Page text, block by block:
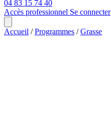
04 83 15 74 40
Accès professionnel Se connecter
Accueil / Programmes / Grasse